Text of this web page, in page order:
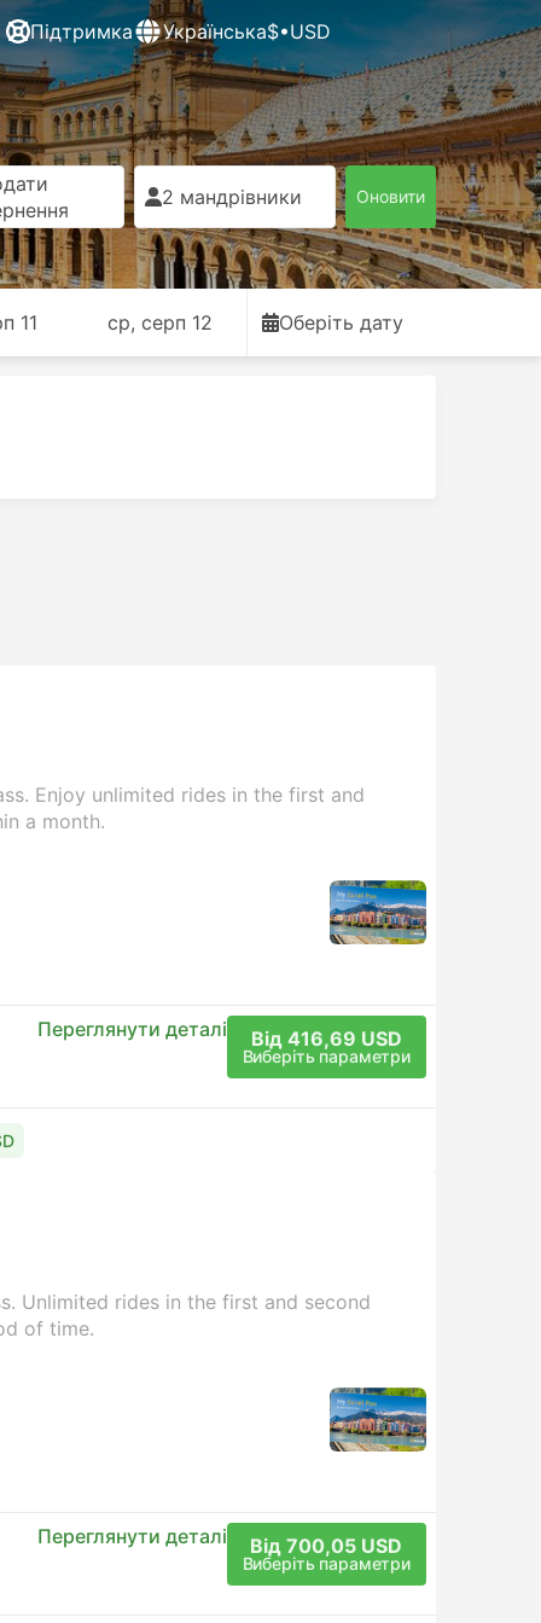
Підтримка Українська$•USD
2 мандрівники Оновити
11 ср, серп 12 Оберіть дату
Enjoy unlimited rides in the first and
a month.
Переглянути деталі Від 416,69 USD
Виберіть параметри
Unlimited rides in the first and second
of time.
Переглянути деталі Від 700,05 USD
Виберіть параметри